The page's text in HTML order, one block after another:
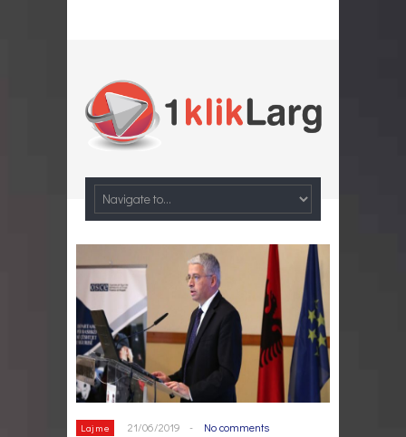
Lajme 21/06/2019 - No comments